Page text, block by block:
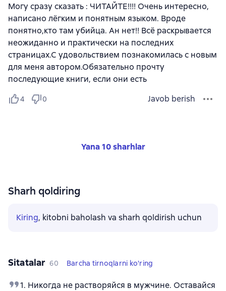
Могу сразу сказать : ЧИТАЙТЕ!!!! Очень интересно,
написано лёгким и понятным языком. Вроде
понятно,кто там убийца. Ан нет!! Всё раскрывается
неожиданно и практически на последних
страницах.С удовольствием познакомилась с новым
для меня автором.Обязательно прочту
последующие книги, если они есть
4 0 Javob berish
Yana 10 sharhlar
Sharh qoldiring
Kiring, kitobni baholash va sharh qoldirish uchun
Sitatalar 60 Barcha tirnoqlarni ko'ring
1. Никогда не растворяйся в мужчине. Оставайся